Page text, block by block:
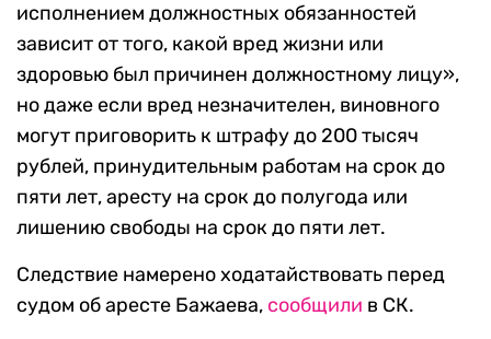
исполнением должностных обязанностей
зависит от того, какой вред жизни или
здоровью был причинен должностному лицу»,
но даже если вред незначителен, виновного
могут приговорить к штрафу до 200 тысяч
рублей, принудительным работам на срок до
пяти лет, аресту на срок до полугода или
лишению свободы на срок до пяти лет.
Следствие намерено ходатайствовать перед
судом об аресте Бажаева, сообщили в СК.